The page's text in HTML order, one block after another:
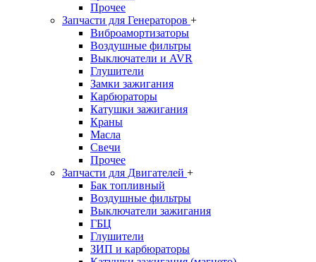
Прочее
Запчасти для Генераторов +
Виброамортизаторы
Воздушные фильтры
Выключатели и AVR
Глушители
Замки зажигания
Карбюраторы
Катушки зажигания
Краны
Масла
Свечи
Прочее
Запчасти для Двигателей +
Бак топливный
Воздушные фильтры
Выключатели зажигания
ГБЦ
Глушители
ЗИП и карбюраторы